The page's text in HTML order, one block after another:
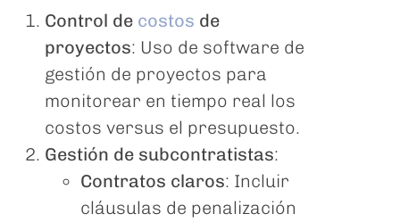
Control de costos de
proyectos: Uso de software de
gestión de proyectos para
monitorear en tiempo real los
costos versus el presupuesto.
Gestión de subcontratistas:
Contratos claros: Incluir
cláusulas de penalización